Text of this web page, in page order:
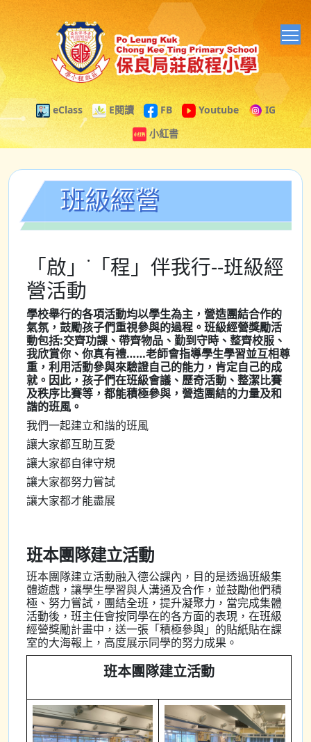
eClass E閱讀 FB Youtube
IG
小紅書
班級經營
「啟」˙「程」伴我行--班級經
營活動
學校舉行的各項活動均以學生為主，營造團結合作的
氣氛，鼓勵孩子們重視參與的過程。班級經營獎勵活
動包括:交齊功課、帶齊物品、勤到守時、整齊校服、
我欣賞你、你真有禮……老師會指導學生學習並互相尊
重，利用活動參與來驗證自己的能力，肯定自己的成
就。因此，孩子們在班級會議、歷奇活動、整潔比賽
及秩序比賽等，都能積極參與，營造團結的力量及和
諧的班風。
我們一起建立和諧的班風
讓大家都互助互愛
讓大家都自律守規
讓大家都努力嘗試
讓大家都才能盡展
班本團隊建立活動
班本團隊建立活動融入德公課內，目的是透過班級集
體遊戲，讓學生學習與人溝通及合作，並鼓勵他們積
極、努力嘗試，團結全班，提升凝聚力，當完成集體
活動後，班主任會按同學在的各方面的表現，在班級
經營獎勵計畫中，送一張「積極參與」的貼紙貼在課
室的大海報上，高度展示同學的努力成果。
班本團隊建立活動